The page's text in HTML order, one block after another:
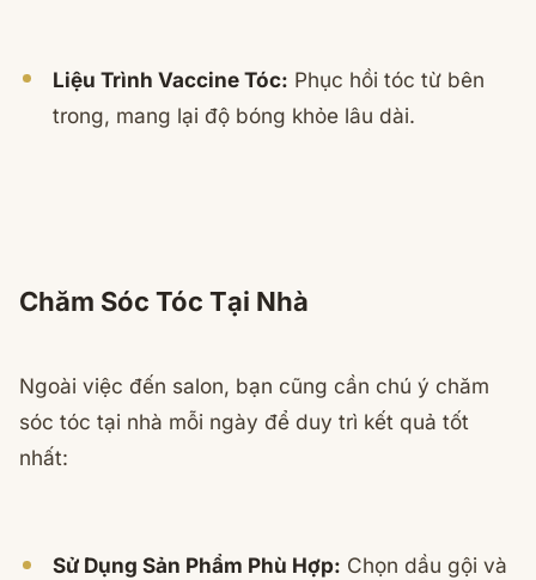
Liệu Trình Vaccine Tóc: Phục hồi tóc từ bên
trong, mang lại độ bóng khỏe lâu dài.
Chăm Sóc Tóc Tại Nhà
Ngoài việc đến salon, bạn cũng cần chú ý chăm
sóc tóc tại nhà mỗi ngày để duy trì kết quả tốt
nhất:
Sử Dụng Sản Phẩm Phù Hợp: Chọn dầu gội và